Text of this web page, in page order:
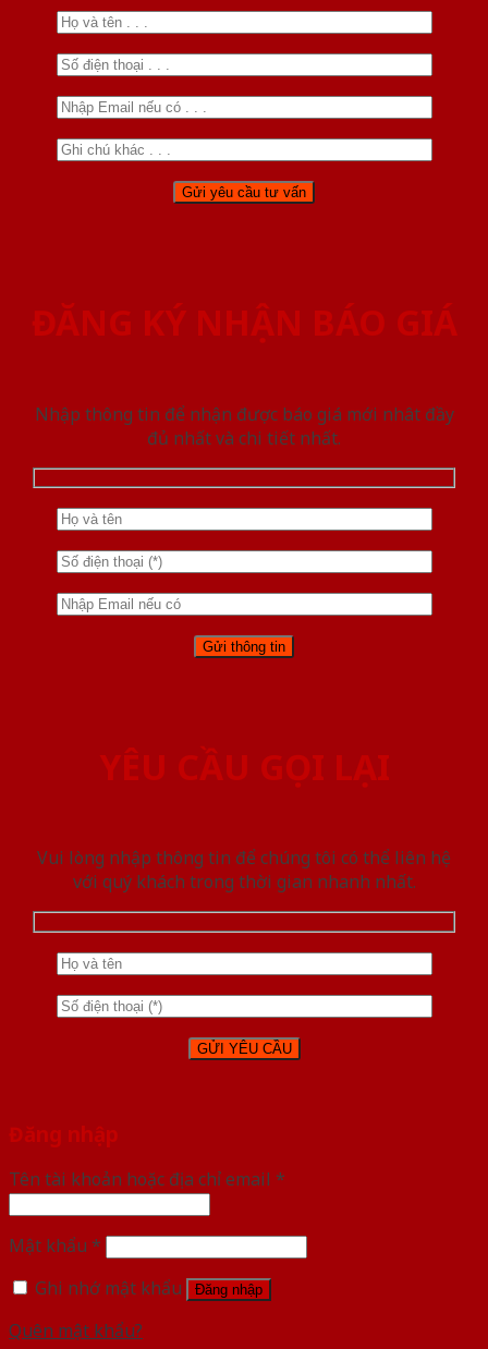
ĐĂNG KÝ NHẬN BÁO GIÁ
Nhập thông tin để nhận được báo giá mới nhât đầy
đủ nhất và chi tiết nhất.
YÊU CẦU GỌI LẠI
Vui lòng nhập thông tin để chúng tôi có thể liên hệ
với quý khách trong thời gian nhanh nhất.
Đăng nhập
Tên tài khoản hoặc địa chỉ email *
Mật khẩu *
Ghi nhớ mật khẩu
Đăng nhập
Quên mật khẩu?